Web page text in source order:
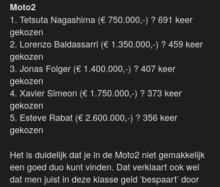
Moto2
1. Tetsuta Nagashima (€ 750.000,-) ? 691 keer
gekozen
2. Lorenzo Baldassarri (€ 1.350.000,-) ? 459 keer
gekozen
3. Jonas Folger (€ 1.400.000,-) ? 407 keer
gekozen
4. Xavier Simeon (€ 1.750.000,-) ? 373 keer
gekozen
5. Esteve Rabat (€ 2.600.000,-) ? 356 keer
gekozen
Het is duidelijk dat je in de Moto2 niet gemakkelijk
een goed duo kunt vinden. Dat verklaart ook wel
dat men juist in deze klasse geld ‘bespaart’ door